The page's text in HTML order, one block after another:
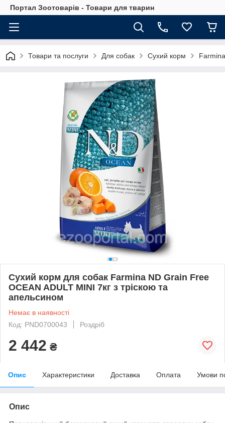
Портал Зоотоварів - Товари для тварин
Товари та послуги Для собак Сухий корм Farmina
Сухий корм для собак Farmina ND Grain Free
OCEAN ADULT MINI 7кг з тріскою та
апельсином
Немає в наявності
Код: PND0700043
Роздріб
2 442 ₴
Опис Характеристики Доставка Оплата Умови
Опис